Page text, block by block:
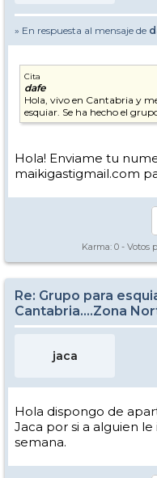
» En respuesta al mensaje de
Cita
dafe
Hola, vivo en Cantabria y
esquiar. Se ha hecho el
Hola! Enviame tu
maikigastigmail.com
Karma: 0 - Votos
Re: Grupo para
Cantabria....Zona
jaca
Hola dispongo de
Jaca por si a alguien
semana.